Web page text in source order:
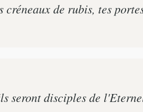
créneaux de rubis, tes
seront disciples de